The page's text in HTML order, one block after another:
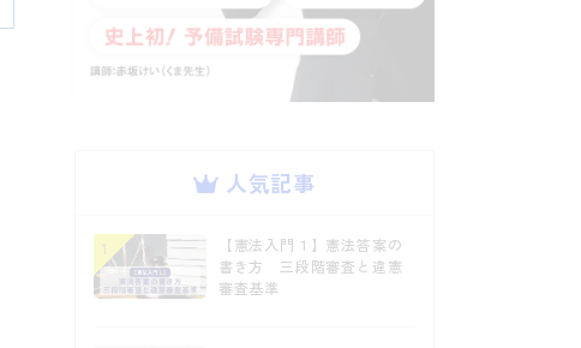
人気記事
【憲法入門１】憲法答案の
書き方 三段階審査と違憲
審査基準